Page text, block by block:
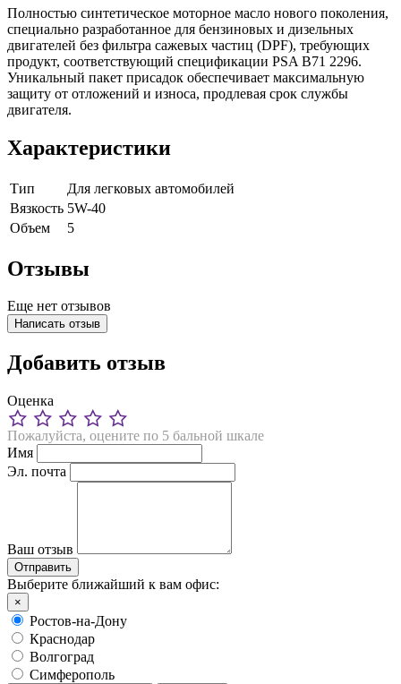
Полностью синтетическое моторное масло нового поколения,
специально разработанное для бензиновых и дизельных
двигателей без фильтра сажевых частиц (DPF), требующих
продукт, соответствующий спецификации PSA B71 2296.
Уникальный пакет присадок обеспечивает максимальную
защиту от отложений и износа, продлевая срок службы
двигателя.
Характеристики
Тип
Для легковых автомобилей
Вязкость 5W-40
Объем
5
Отзывы
Еще нет отзывов
Написать отзыв
Добавить отзыв
Оценка
Пожалуйста, оцените по 5 бальной шкале
Имя
Эл. почта
Ваш отзыв
Выберите ближайший к вам офис:
×
Ростов-на-Дону
Краснодар
Волгоград
Симферополь